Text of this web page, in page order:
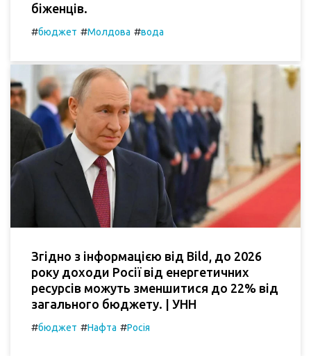
біженців.
#бюджет #Молдова #вода
Згідно з інформацією від Bild, до 2026
року доходи Росії від енергетичних
ресурсів можуть зменшитися до 22% від
загального бюджету. | УНН
#бюджет #Нафта #Росія